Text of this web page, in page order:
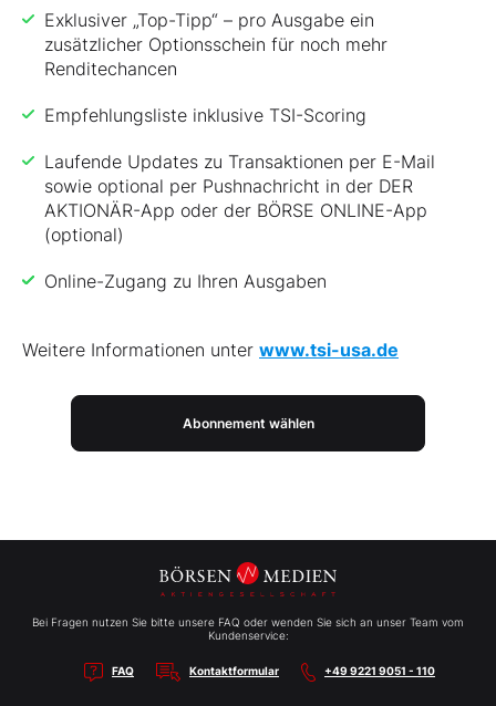
Exklusiver „Top-Tipp“ – pro Ausgabe ein
zusätzlicher Optionsschein für noch mehr
Renditechancen
Empfehlungsliste inklusive TSI-Scoring
Laufende Updates zu Transaktionen per E-Mail
sowie optional per Pushnachricht in der DER
AKTIONÄR-App oder der BÖRSE ONLINE-App
(optional)
Online-Zugang zu Ihren Ausgaben
Weitere Informationen unter www.tsi-usa.de
Abonnement wählen
Bei Fragen nutzen Sie bitte unsere FAQ oder wenden Sie sich an unser Team vom
Kundenservice:
FAQ Kontaktformular +49 9221 9051 - 110